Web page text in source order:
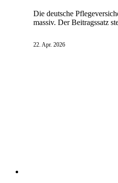
Die deutsche
massiv. Der Beitragssatz
Familien mit mehreren
22. Apr. 2026